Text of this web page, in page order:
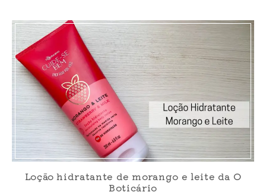
Loção hidratante de morango e leite da O
Boticário